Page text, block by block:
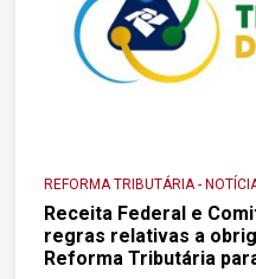
REFORMA TRIBUTÁRIA -
Receita Federal e
regras relativas a
Reforma Tributária